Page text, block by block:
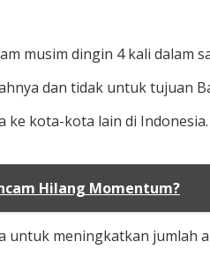
musim dingin 4 kali dalam
dan tidak untuk tujuan
kota-kota lain di
Hilang Momentum?
meningkatkan jumlah